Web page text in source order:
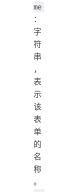
me
：
字
符
串
，
表
示
该
表
单
的
名
称
。